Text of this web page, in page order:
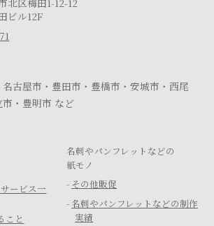
北区梅田1-12-12
ビル12F
古屋市・豊田市・豊橋市・安城市・西尾
・豊明市 など
ービス一
こと
名刺やパンフレットなどの
紙モノ
- その他販促
- 名刺やパンフレットなどの制作
実績